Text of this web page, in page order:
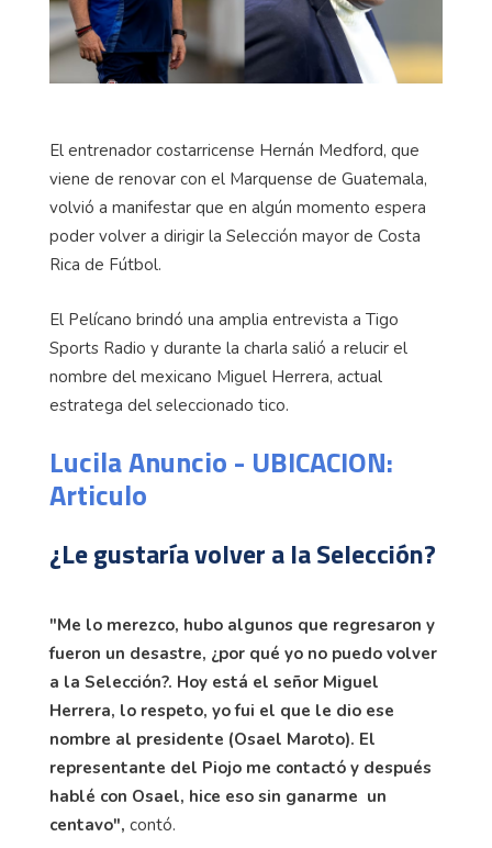
El entrenador costarricense Hernán Medford, que
viene de renovar con el Marquense de Guatemala,
volvió a manifestar que en algún momento espera
poder volver a dirigir la Selección mayor de Costa
Rica de Fútbol.
El Pelícano brindó una amplia entrevista a Tigo
Sports Radio y durante la charla salió a relucir el
nombre del mexicano Miguel Herrera, actual
estratega del seleccionado tico.
Lucila Anuncio - UBICACION:
Articulo
¿Le gustaría volver a la Selección?
"Me lo merezco, hubo algunos que regresaron y
fueron un desastre, ¿por qué yo no puedo volver
a la Selección?. Hoy está el señor Miguel
Herrera, lo respeto, yo fui el que le dio ese
nombre al presidente (Osael Maroto). El
representante del Piojo me contactó y después
hablé con Osael, hice eso sin ganarme un
centavo", contó.